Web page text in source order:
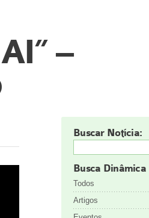
–
Buscar Notícia:
Busca Dinâmica
Todos
Artigos